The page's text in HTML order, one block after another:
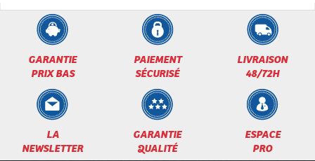
GARANTIE
PRIX BAS
PAIEMENT
SÉCURISÉ
LIVRAISON
48/72H
LA
NEWSLETTER
GARANTIE
QUALITÉ
ESPACE
PRO